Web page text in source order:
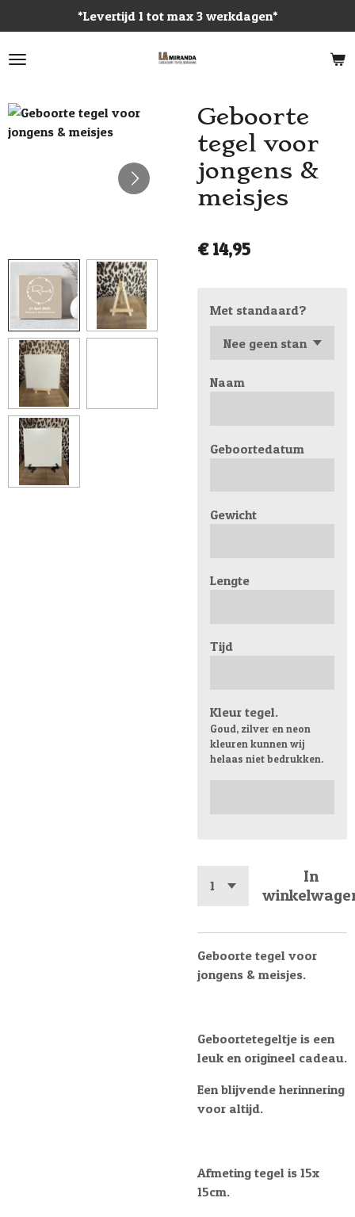
direct
naar
*Levertijd 1 tot max 3 werkdagen*
Geboorte
tegel voor
jongens &
meisjes
€ 14,95
Met standaard?
Naam
Geboortedatum
Gewicht
Lengte
Tijd
Kleur tegel.
Goud, zilver en neon
kleuren kunnen wij
helaas niet bedrukken.
In
Geboorte tegel voor
jongens & meisjes.
Geboortetegeltje is een
leuk en origineel cadeau.
Een blijvende herinnering
voor altijd.
Afmeting tegel is 15x
15cm.